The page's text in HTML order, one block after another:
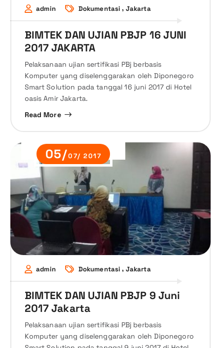
admin Dokumentasi , Jakarta
BIMTEK DAN UJIAN PBJP 16 JUNI
2017 JAKARTA
Pelaksanaan ujian sertifikasi PBj berbasis
Komputer yang diselenggarakan oleh Diponegoro
Smart Solution pada tanggal 16 juni 2017 di Hotel
oasis Amir Jakarta.
Read More
05/07/ 2017
admin Dokumentasi , Jakarta
BIMTEK DAN UJIAN PBJP 9 Juni
2017 Jakarta
Pelaksanaan ujian sertifikasi PBj berbasis
Komputer yang diselenggarakan oleh Diponegoro